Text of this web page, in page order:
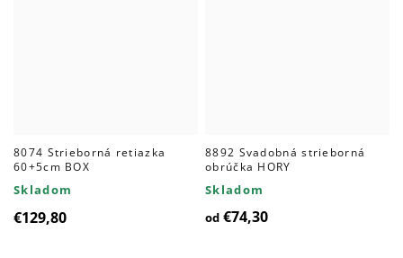
8074 Strieborná retiazka
60+5cm BOX
Skladom
€129,80
8892 Svadobná strieborná
obrúčka HORY
Skladom
od €74,30